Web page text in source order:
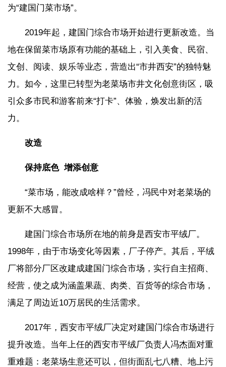
为“建国门菜市场”。
2019年起，建国门综合市场开始进行更新改造。当
地在保留菜市场原有功能的基础上，引入美食、民宿、
文创、阅读、娱乐等业态，营造出“市井西安”的独特魅
力。如今，这里已转型为老菜场市井文化创意街区，吸
引众多市民和游客前来“打卡”、体验，焕发出新的活
力。
改造
保持底色 增添创意
“菜市场，能改成啥样？”曾经，冯民中对老菜场的
更新不大感冒。
建国门综合市场所在地的前身是西安市平绒厂。
1998年，由于市场变化等因素，厂子停产。其后，平绒
厂将部分厂区改建成建国门综合市场，实行自主招商、
经营，使之成为涵盖果蔬、肉类、百货等的综合市场，
满足了周边近10万居民的生活需求。
2017年，西安市平绒厂决定对建国门综合市场进行
提升改造。当年上任的西安市平绒厂负责人冯杰面对重
重难题：老菜场生意还可以，但街面乱七八糟、地上污